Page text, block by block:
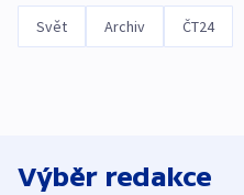
Svět Archiv ČT24
Výběr redakce